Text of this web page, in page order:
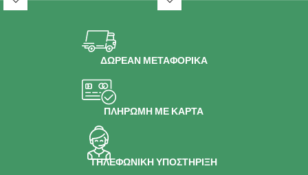
ΔΩΡΕΑΝ ΜΕΤΑΦΟΡΙΚΑ
ΠΛΗΡΩΜΗ ΜΕ ΚΑΡΤΑ
ΤΗΛΕΦΩΝΙΚΗ ΥΠΟΣΤΗΡΙΞΗ